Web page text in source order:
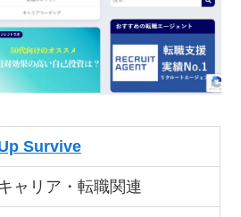
Survive
ャリア・転職関連